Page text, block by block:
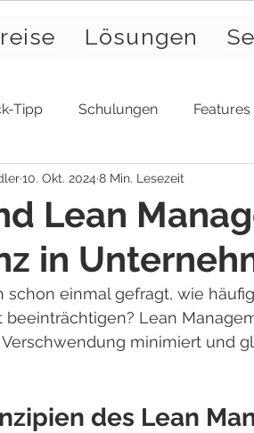
Lösungen
Tipp Schulungen Features
Lean
in
10. Okt. 2024 8 Min. Lesezeit
schon einmal gefragt, wie
beeinträchtigen? Lean
minimiert und
des Lean